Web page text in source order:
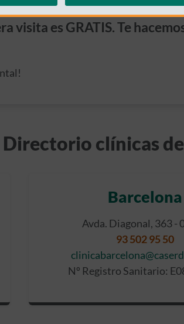
visita es GRATIS. Te
Directorio clínicas
Barcelona
Avda. Diagonal, 363 -
93 502 95 50
Nº Registro Sanitario: